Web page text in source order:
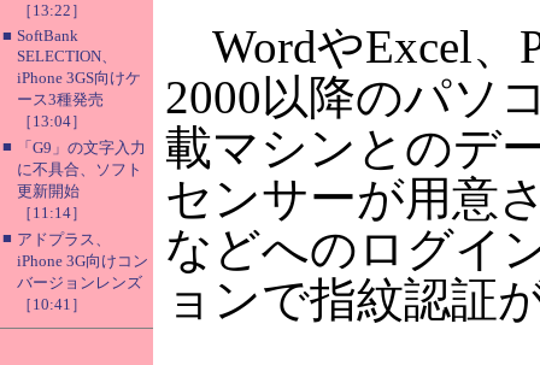
［13:22］
■ SoftBank
SELECTION、
iPhone 3GS向けケ
ース3種発売
［13:04］
■
「G9」の文字入力
に不具合、ソフト
更新開始
［11:14］
■ アドプラス、
iPhone 3G向けコン
バージョンレンズ
［10:41］
WordやExcel、
2000以降のパソ
載マシンとのデ
センサーが用意
などへのログイ
ョンで指紋認証